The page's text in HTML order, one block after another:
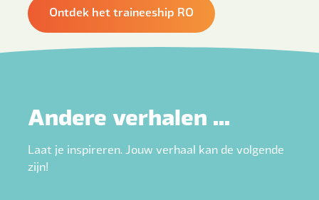
Ontdek het traineeship RO
Andere verhalen ...
Laat je inspireren. Jouw verhaal kan de volgende
zijn!